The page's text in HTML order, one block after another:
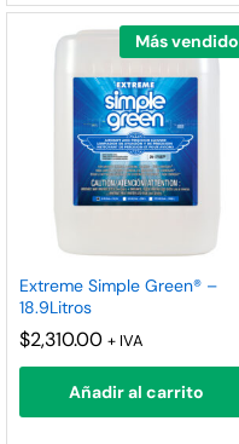
Más vendido
Extreme Simple Green® –
18.9Litros
$2,310.00 + IVA
Añadir al carrito